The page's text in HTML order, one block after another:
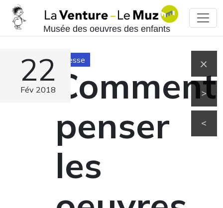
Musée des oeuvres des enfants
22
Fév 2018
Presse
Comment
penser
les